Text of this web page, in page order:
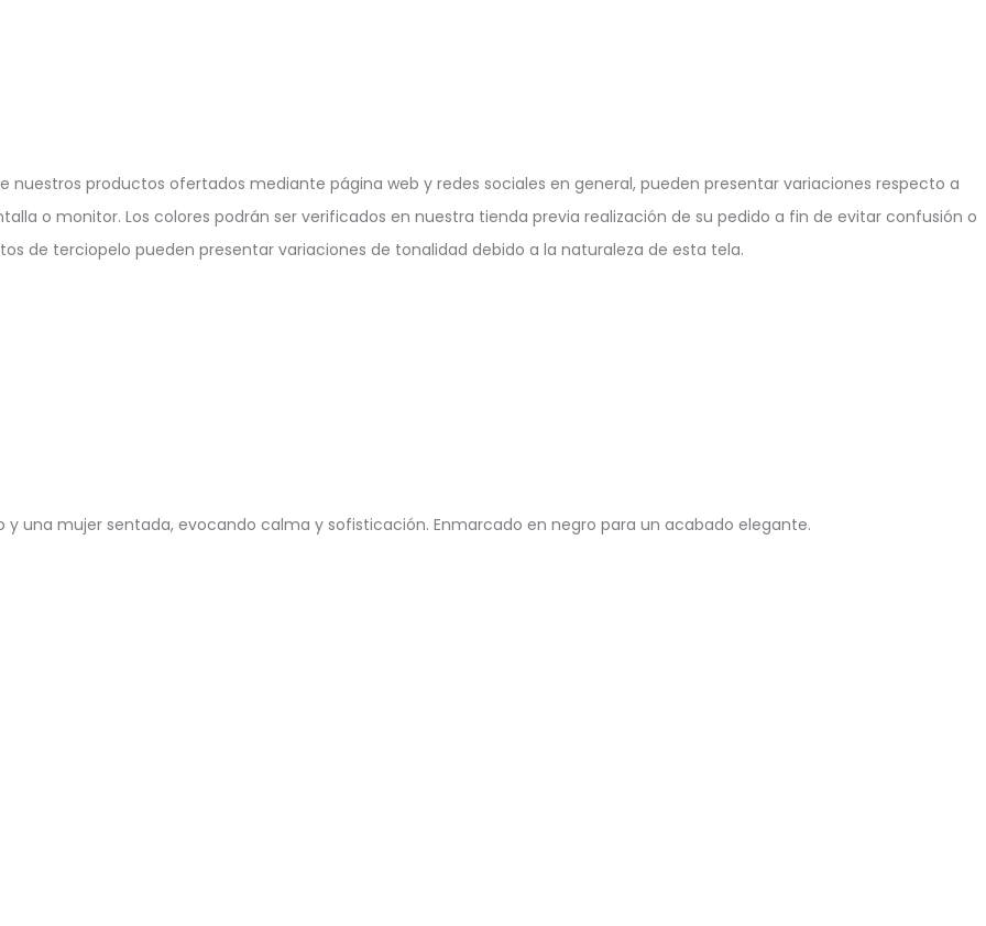
de nuestros productos ofertados mediante página web y redes sociales en general, pueden presentar variaciones respecto a
o monitor. Los colores podrán ser verificados en nuestra tienda previa realización de su pedido a fin de evitar confusión o
de terciopelo pueden presentar variaciones de tonalidad debido a la naturaleza de esta tela.
una mujer sentada, evocando calma y sofisticación. Enmarcado en negro para un acabado elegante.